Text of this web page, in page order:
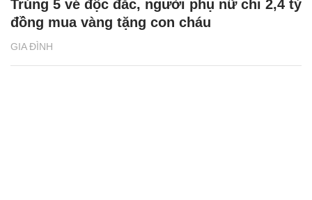
GIA ĐÌNH
Trúng 5 vé độc đắc, người phụ nữ chi 2,4 tỷ
đồng mua vàng tặng con cháu